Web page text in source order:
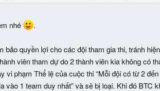
nhé .
quyền lợi cho các đội tham gia thi, tránh
viên tham dự do 2 thành viên kia không có
phạm Thể lệ của cuộc thi “Mỗi đội có từ 2
1 team duy nhất” và sẽ bị loại. Khi đó BTC